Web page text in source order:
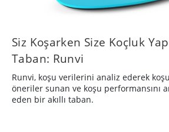
Siz Koşarken Size Koçluk
Taban: Runvi
Runvi, koşu verilerini analiz ederek
öneriler sunan ve koşu performansını
eden bir akıllı taban.